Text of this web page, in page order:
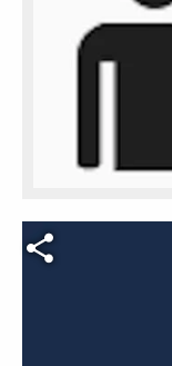
Video file